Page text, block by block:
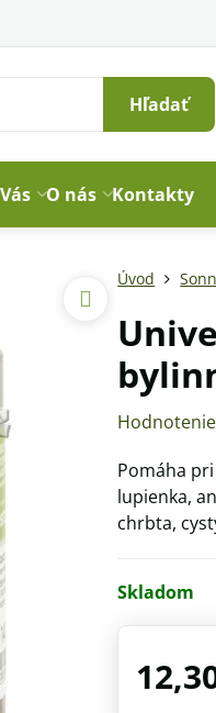
Hľadať
O nás Kontakty
Úvod
Hodnotenie
Pomáha
lupienka,
chrbta,
Skladom